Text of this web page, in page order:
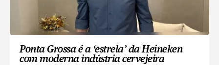
Ponta Grossa é a ‘estrela’ da Heineken
com moderna indústria cervejeira